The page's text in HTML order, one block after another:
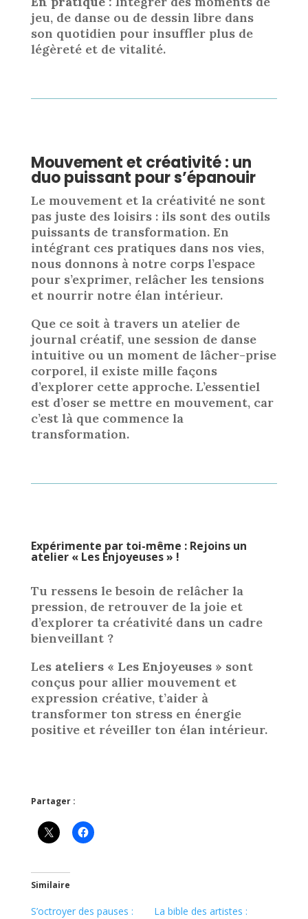
jeu, de danse ou de dessin libre dans
son quotidien pour insuffler plus de
légèreté et de vitalité.
Mouvement et créativité : un
duo puissant pour s’épanouir
Le mouvement et la créativité ne sont
pas juste des loisirs : ils sont des outils
puissants de transformation. En
intégrant ces pratiques dans nos vies,
nous donnons à notre corps l’espace
pour s’exprimer, relâcher les tensions
et nourrir notre élan intérieur.
Que ce soit à travers un atelier de
journal créatif, une session de danse
intuitive ou un moment de lâcher-prise
corporel, il existe mille façons
d’explorer cette approche. L’essentiel
est d’oser se mettre en mouvement, car
c’est là que commence la
transformation.
Expérimente par toi-même : Rejoins un
atelier « Les Enjoyeuses » !
Tu ressens le besoin de relâcher la
pression, de retrouver de la joie et
d’explorer ta créativité dans un cadre
bienveillant ?
Les ateliers « Les Enjoyeuses » sont
conçus pour allier mouvement et
expression créative, t’aider à
transformer ton stress en énergie
positive et réveiller ton élan intérieur.
Partager :
Similaire
S’octroyer des pauses :
La bible des artistes :